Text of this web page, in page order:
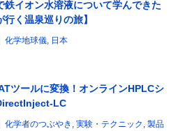
鉄イオン水溶液について学んできた
行く温泉巡りの旅】
化学地球儀, 日本
ツールに変換！オンラインHPLCシ
LC
化学者のつぶやき , 実験・テクニック , 製品